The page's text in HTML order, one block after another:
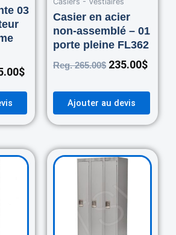
03
$
Casier en acier
non-assemblé – 01
porte pleine FL362
Reg.265.00$ 235.00$
Ajouter au devis
Current
price
Original
price